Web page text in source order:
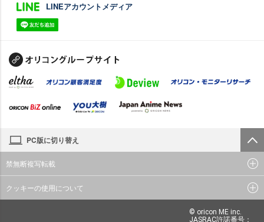
LINEアカウントメディア
PC版に切り替え
禁無断複写転載
クッキーの使用について
© oricon ME inc.
JASRAC許諾番号：